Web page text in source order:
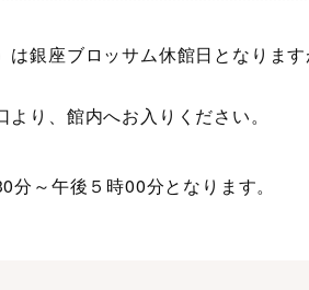
は銀座ブロッサム休館日となりま
り、館内へお入りください。
分～午後５時00分となります。